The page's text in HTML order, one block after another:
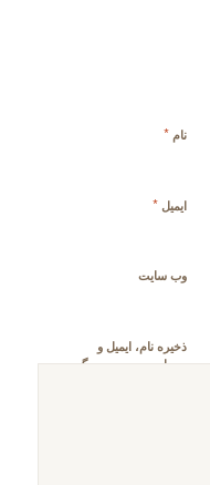
نام *
ایمیل *
وب‌ سایت
ذخیره نام، ایمیل و
وبسایت من در مرورگر